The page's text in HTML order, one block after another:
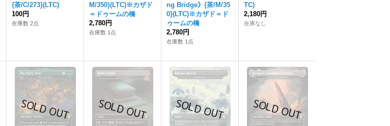
{茶/C/273}(LTC)
100円
在庫数 2点
M/350}(LTC)※カザド
＝ドゥームの橋
2,780円
在庫数 1点
ng Bridge》{茶/M/35
0}(LTC)※カザド＝ド
ゥームの橋
2,780円
在庫数 1点
TC)
2,180円
在庫なし